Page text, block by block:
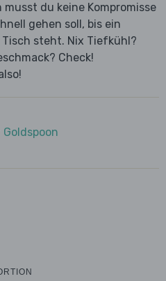
musst du keine Kompromisse
gehen soll, bis ein
steht. Nix Tiefkühl?
Check!
Goldspoon